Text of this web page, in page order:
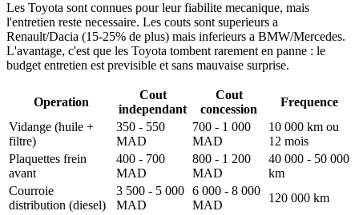
Les Toyota sont connues pour leur fiabilite mecanique, mais
l'entretien reste necessaire. Les couts sont superieurs a
Renault/Dacia (15-25% de plus) mais inferieurs a BMW/Mercedes.
L'avantage, c'est que les Toyota tombent rarement en panne : le
budget entretien est previsible et sans mauvaise surprise.
Operation
Cout
independant
Cout
concession
Frequence
Vidange (huile +
filtre)
350 - 550
MAD
700 - 1 000
MAD
10 000 km ou
12 mois
Plaquettes frein
avant
400 - 700
MAD
800 - 1 200
MAD
40 000 - 50 000
km
Courroie
distribution (diesel)
3 500 - 5 000
MAD
6 000 - 8 000
MAD
120 000 km